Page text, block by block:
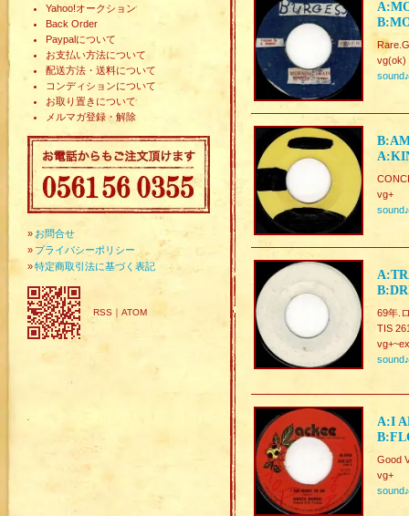
Yahoo!オークション
Back Order
Paypalについて
お支払い方法について
配送方法・送料について
コンディションについて
お取り置きについて
メルマガ登録・解除
» お問合せ
» プライバシーポリシー
»特定商取引法に基づく表記
RSS ｜ ATOM
vg(ok)
sound♪
vg+
sound♪
69年.
TIS
sound♪
A:I
Good
vg+
sound♪